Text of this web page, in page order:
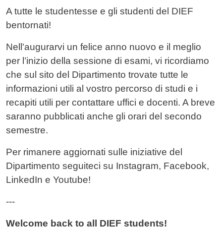
A tutte le studentesse e gli studenti del DIEF
bentornati!
Nell'augurarvi un felice anno nuovo e il meglio
per l’inizio della sessione di esami, vi ricordiamo
che sul sito del Dipartimento trovate tutte le
informazioni utili al vostro percorso di studi e i
recapiti utili per contattare uffici e docenti. A breve
saranno pubblicati anche gli orari del secondo
semestre.
Per rimanere aggiornati sulle iniziative del
Dipartimento seguiteci su Instagram, Facebook,
LinkedIn e Youtube!
---
Welcome back to all DIEF students!